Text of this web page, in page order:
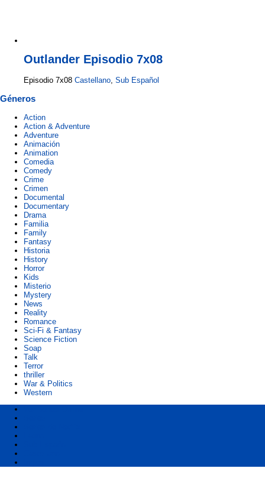
Outlander Episodio 7x08
Episodio 7x08 Castellano, Sub Español
Géneros
Action
Action & Adventure
Adventure
Animación
Animation
Comedia
Comedy
Crime
Crimen
Documental
Documentary
Drama
Familia
Family
Fantasy
Historia
History
Horror
Kids
Misterio
Mystery
News
Reality
Romance
Sci-Fi & Fantasy
Science Fiction
Soap
Talk
Terror
thriller
War & Politics
Western